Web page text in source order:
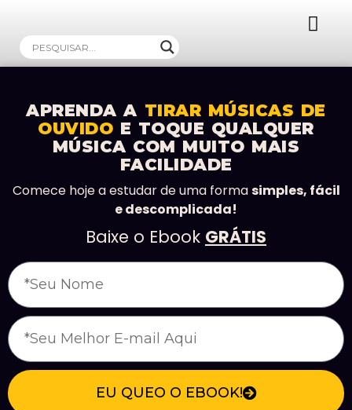
APRENDA A TIRAR MÚSICAS DE
OUVIDO E TOQUE QUALQUER
MÚSICA COM MUITO MAIS
FACILIDADE
Comece hoje a estudar de uma formasimples, fácil
e descomplicada!
Baixe o Ebook GRÁTIS
EU QUEO O EBOOK!